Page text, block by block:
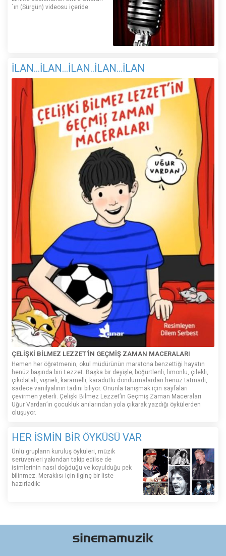
´ın (Sürgün) videosu içeride:
İLAN...İLAN...İLAN..İLAN...İLAN
ÇELİŞKİ BİLMEZ LEZZET'İN GEÇMİŞ ZAMAN MACERALARI
Hemen her öğretmenin, okul müdürünün maratona benzettiği hayatın
henüz başında biri Lezzet. Başka bir deyişle; böğürtlenli, limonlu, çilekli,
çikolatalı, vişneli, karamelli, karadutlu dondurmalardan henüz tatmadı,
sadece vanilyalının tadını biliyor. Onunla tanışmak için sayfaları
çevirmen yeterli. Çelişki Bilmez Lezzet’in Geçmiş Zaman Maceraları
Uğur Vardan’ın çocukluk anılarından yola çıkarak yazdığı öykülerden
oluşuyor.
HER İSMİN BİR ÖYKÜSÜ VAR
Ünlü grupların kuruluş öyküleri, müzik
serüvenleri yakından takip edilse de
isimlerinin nasıl doğduğu ve koyulduğu pek
bilinmez. Meraklısı için ilginç bir liste
hazırladık: